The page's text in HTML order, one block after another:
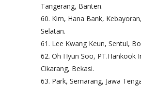
Tangerang, Banten.
Kim, Hana Bank,
Selatan.
Lee Kwang Keun, Sentul,
Oh Hyun Soo, PT.Hankook
Cikarang, Bekasi.
Park, Semarang, Jawa